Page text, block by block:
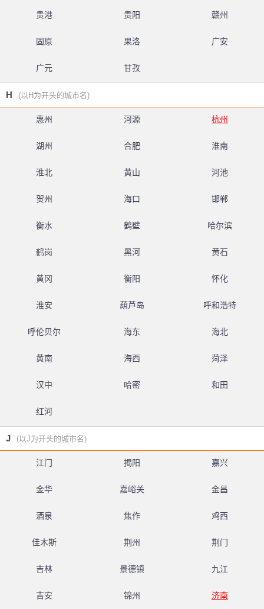
贵港 贵阳 赣州
固原 果洛 广安
广元 甘孜
H (以H为开头的城市名)
惠州 河源 杭州
湖州 合肥 淮南
淮北 黄山 河池
贺州 海口 邯郸
衡水 鹤壁 哈尔滨
鹤岗 黑河 黄石
黄冈 衡阳 怀化
淮安 葫芦岛 呼和浩特
呼伦贝尔 海东 海北
黄南 海西 菏泽
汉中 哈密 和田
红河
J (以J为开头的城市名)
江门 揭阳 嘉兴
金华 嘉峪关 金昌
酒泉 焦作 鸡西
佳木斯 荆州 荆门
吉林 景德镇 九江
吉安 锦州 济南